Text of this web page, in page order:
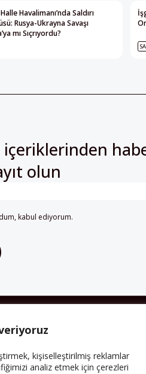
kişiselleştirilmiş reklamlar
analiz etmek için çerezleri
Havalimanı’nda Saldırı
Rusya-Ukrayna Savaşı
mı Sıçrıyordu?
içeriklerinden
olun
kabul ediyorum.
kalıcı hâle
“İslam” ve “Avrupa”